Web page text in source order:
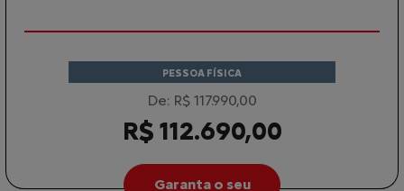
PESSOA FÍSICA
De: R$ 117.990,00
R$ 112.690,00
Garanta o seu